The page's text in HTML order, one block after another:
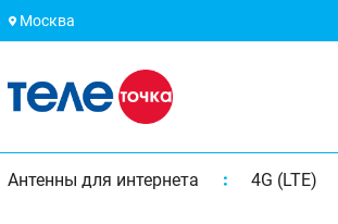
Москва
Антенны для интернета 4G (LTE)